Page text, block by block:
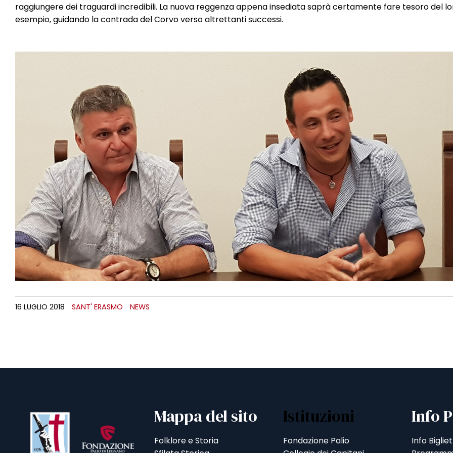
raggiungere dei traguardi incredibili. La nuova reggenza appena insediata saprà certamente fare tesoro del
esempio, guidando la contrada del Corvo verso altrettanti successi.
16 LUGLIO 2018 SANT' ERASMO NEWS
Mappa del sito
Folklore e Storia
Istituzioni
Fondazione Palio
Info
Info